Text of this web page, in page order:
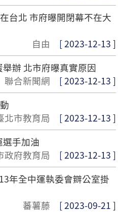
台北 市府曝開閉幕不在大
自由 [ 2023-12-13 ]
辦 北市府曝真實原因
聯合新聞網 [ 2023-12-13 ]
北市教育局 [ 2023-12-13 ]
手加油
政府教育局 [ 2023-12-13 ]
年全中運執委會辧公室掛
蕃薯藤 [ 2023-09-21 ]